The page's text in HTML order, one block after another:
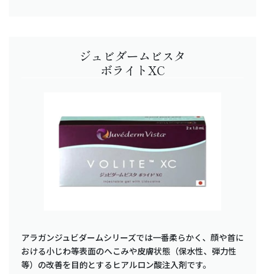
ジュビダームビスタ
ボライトXC
アラガンジュビダームシリーズでは一番柔らかく、顔や首に
おける小じわ等表面のへこみや皮膚状態（保水性、弾力性
等）の改善を目的とするヒアルロン酸注入剤です。